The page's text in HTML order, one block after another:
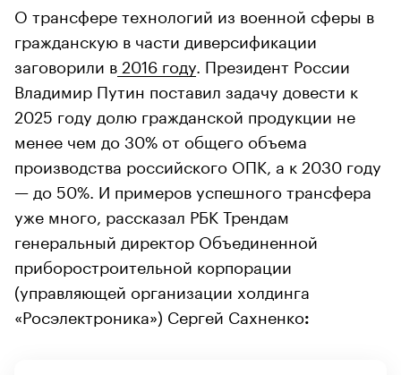
О трансфере технологий из военной сферы в
гражданскую в части диверсификации
заговорили в 2016 году . Президент России
Владимир Путин поставил задачу довести к
2025 году долю гражданской продукции не
менее чем до 30% от общего объема
производства российского ОПК, а к 2030 году
— до 50%. И примеров успешного трансфера
уже много, рассказал РБК Трендам
генеральный директор Объединенной
приборостроительной корпорации
(управляющей организации холдинга
«Росэлектроника») Сергей Сахненко: